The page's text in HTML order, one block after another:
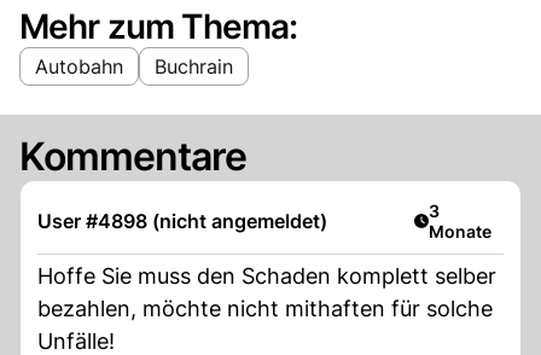
Mehr zum Thema:
Autobahn Buchrain
Kommentare
User #4898 (nicht angemeldet) Artikel
3
Monate
Hoffe Sie muss den Schaden komplett selber
bezahlen, möchte nicht mithaften für solche
Unfälle!